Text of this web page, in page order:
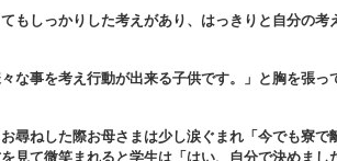
もしっかりした考えがあり、はっきりと自分の考
な事を考え行動が出来る子供です。」と胸を張っ
尋ねした際お母さまは少し涙ぐまれ「今でも寮で
見て微笑まれると学生は「はい、自分で決めまし